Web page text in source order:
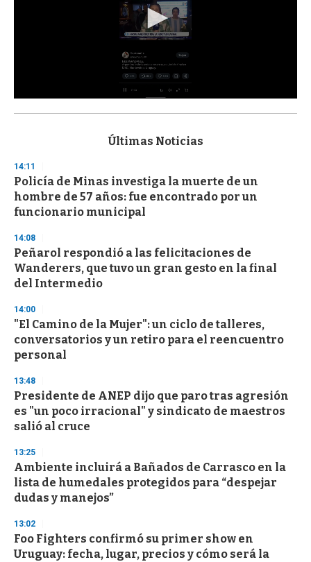
s
d
s
o
f
3
s
e
c
o
n
Últimas Noticias
14:11
Policía de Minas investiga la muerte de un
hombre de 57 años: fue encontrado por un
funcionario municipal
14:08
Peñarol respondió a las felicitaciones de
Wanderers, que tuvo un gran gesto en la final
del Intermedio
14:00
"El Camino de la Mujer": un ciclo de talleres,
conversatorios y un retiro para el reencuentro
personal
13:48
Presidente de ANEP dijo que paro tras agresión
es "un poco irracional" y sindicato de maestros
salió al cruce
13:25
Ambiente incluirá a Bañados de Carrasco en la
lista de humedales protegidos para “despejar
dudas y manejos”
13:02
Foo Fighters confirmó su primer show en
Uruguay: fecha, lugar, precios y cómo será la